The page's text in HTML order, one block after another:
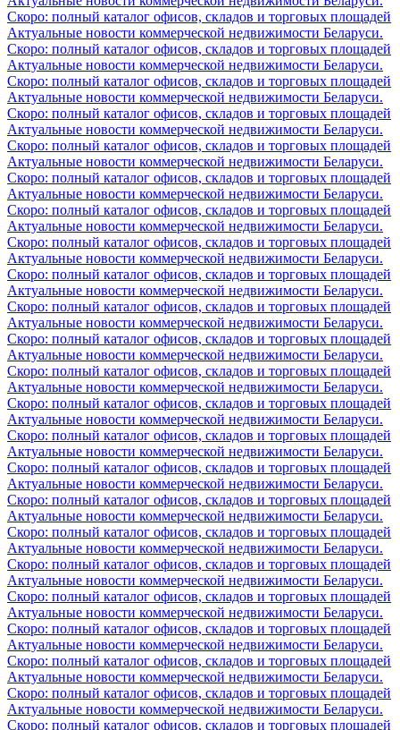
Скоро: полный каталог офисов, складов и торговых площадей
Актуальные новости коммерческой недвижимости Беларуси.
Скоро: полный каталог офисов, складов и торговых площадей
Актуальные новости коммерческой недвижимости Беларуси.
Скоро: полный каталог офисов, складов и торговых площадей
Актуальные новости коммерческой недвижимости Беларуси.
Скоро: полный каталог офисов, складов и торговых площадей
Актуальные новости коммерческой недвижимости Беларуси.
Скоро: полный каталог офисов, складов и торговых площадей
Актуальные новости коммерческой недвижимости Беларуси.
Скоро: полный каталог офисов, складов и торговых площадей
Актуальные новости коммерческой недвижимости Беларуси.
Скоро: полный каталог офисов, складов и торговых площадей
Актуальные новости коммерческой недвижимости Беларуси.
Скоро: полный каталог офисов, складов и торговых площадей
Актуальные новости коммерческой недвижимости Беларуси.
Скоро: полный каталог офисов, складов и торговых площадей
Актуальные новости коммерческой недвижимости Беларуси.
Скоро: полный каталог офисов, складов и торговых площадей
Актуальные новости коммерческой недвижимости Беларуси.
Скоро: полный каталог офисов, складов и торговых площадей
Актуальные новости коммерческой недвижимости Беларуси.
Скоро: полный каталог офисов, складов и торговых площадей
Актуальные новости коммерческой недвижимости Беларуси.
Скоро: полный каталог офисов, складов и торговых площадей
Актуальные новости коммерческой недвижимости Беларуси.
Скоро: полный каталог офисов, складов и торговых площадей
Актуальные новости коммерческой недвижимости Беларуси.
Скоро: полный каталог офисов, складов и торговых площадей
Актуальные новости коммерческой недвижимости Беларуси.
Скоро: полный каталог офисов, складов и торговых площадей
Актуальные новости коммерческой недвижимости Беларуси.
Скоро: полный каталог офисов, складов и торговых площадей
Актуальные новости коммерческой недвижимости Беларуси.
Скоро: полный каталог офисов, складов и торговых площадей
Актуальные новости коммерческой недвижимости Беларуси.
Скоро: полный каталог офисов, складов и торговых площадей
Актуальные новости коммерческой недвижимости Беларуси.
Скоро: полный каталог офисов, складов и торговых площадей
Актуальные новости коммерческой недвижимости Беларуси.
Скоро: полный каталог офисов, складов и торговых площадей
Актуальные новости коммерческой недвижимости Беларуси.
Скоро: полный каталог офисов, складов и торговых площадей
Актуальные новости коммерческой недвижимости Беларуси.
Скоро: полный каталог офисов, складов и торговых площадей